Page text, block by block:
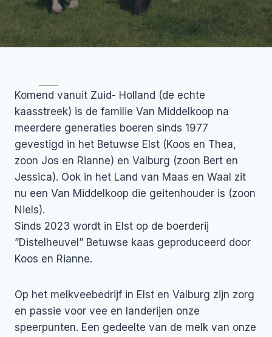
Komend vanuit Zuid- Holland (de echte
kaasstreek) is de familie Van Middelkoop na
meerdere generaties boeren sinds 1977
gevestigd in het Betuwse Elst (Koos en Thea,
zoon Jos en Rianne) en Valburg (zoon Bert en
Jessica). Ook in het Land van Maas en Waal zit
nu een Van Middelkoop die geitenhouder is (zoon
Niels).
Sinds 2023 wordt in Elst op de boerderij
”Distelheuvel” Betuwse kaas geproduceerd door
Koos en Rianne.
Op het melkveebedrijf in Elst en Valburg zijn zorg
en passie voor vee en landerijen onze
speerpunten. Een gedeelte van de melk van onze